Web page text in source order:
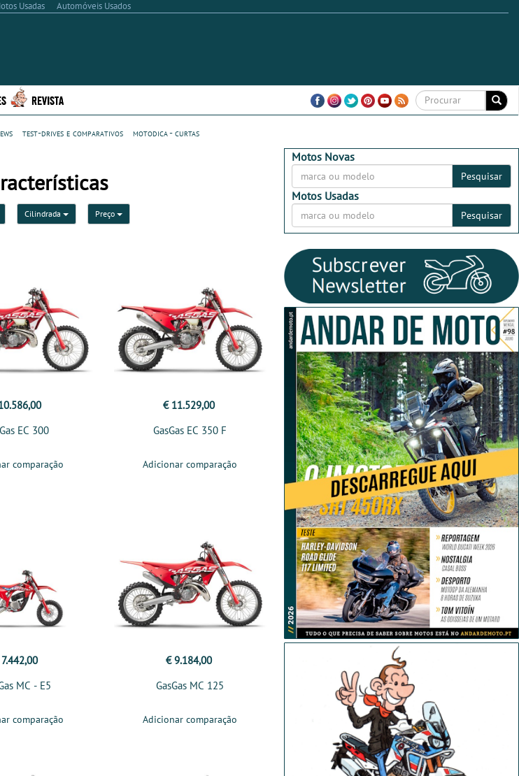
Usadas Automóveis Usados
REVISTA
test-drives e comparativos
motodica - curtas
Cilindrada Preço
EC 300
comparação
€ 11.529,00
GasGas EC 350 F
Adicionar comparação
MC - E5
comparação
€ 9.184,00
GasGas MC 125
Adicionar comparação
Motos Novas
Pesquisar
Motos Usadas
Pesquisar